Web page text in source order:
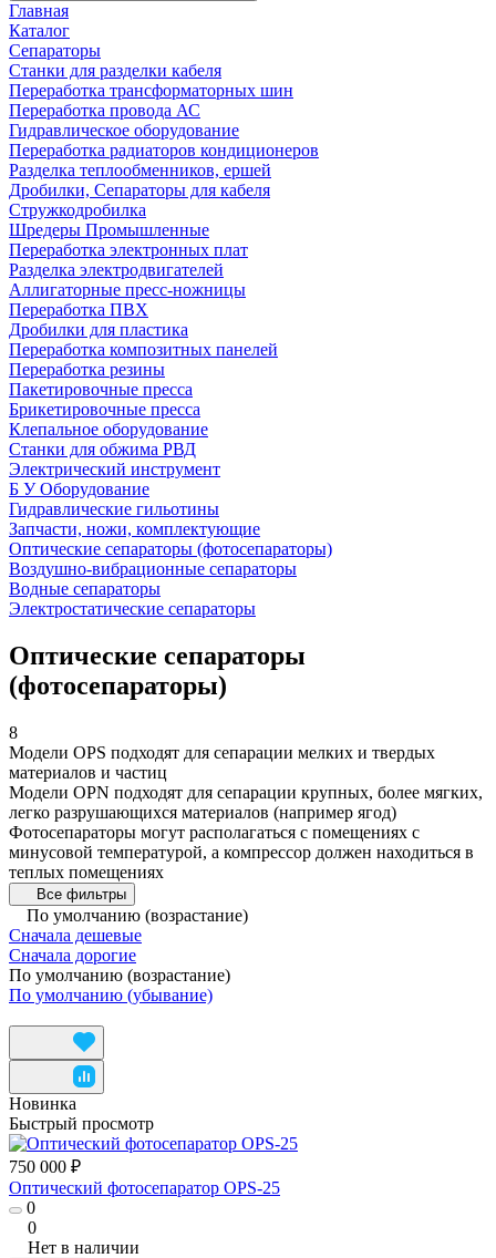
Главная
Каталог
Сепараторы
Станки для разделки кабеля
Переработка трансформаторных шин
Переработка провода АС
Гидравлическое оборудование
Переработка радиаторов кондиционеров
Разделка теплообменников, ершей
Дробилки, Сепараторы для кабеля
Стружкодробилка
Шредеры Промышленные
Переработка электронных плат
Разделка электродвигателей
Аллигаторные пресс-ножницы
Переработка ПВХ
Дробилки для пластика
Переработка композитных панелей
Переработка резины
Пакетировочные пресса
Брикетировочные пресса
Клепальное оборудование
Станки для обжима РВД
Электрический инструмент
Б У Оборудование
Гидравлические гильотины
Запчасти, ножи, комплектующие
Оптические сепараторы (фотосепараторы)
Воздушно-вибрационные сепараторы
Водные сепараторы
Электростатические сепараторы
Оптические сепараторы
(фотосепараторы)
8
Модели OPS подходят для сепарации мелких и твердых
материалов и частиц
Модели OPN подходят для сепарации крупных, более мягких,
легко разрушающихся материалов (например ягод)
Фотосепараторы могут располагаться с помещениях с
минусовой температурой, а компрессор должен находиться в
теплых помещениях
Все фильтры
По умолчанию (возрастание)
Сначала дешевые
Сначала дорогие
По умолчанию (возрастание)
По умолчанию (убывание)
Новинка
Быстрый просмотр
750 000 ₽
Оптический фотосепаратор OPS-25
0
0
Нет в наличии